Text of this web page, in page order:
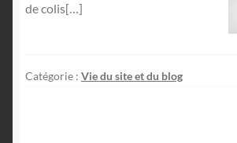
de colis[…]
Catégorie : Vie du site et du blog